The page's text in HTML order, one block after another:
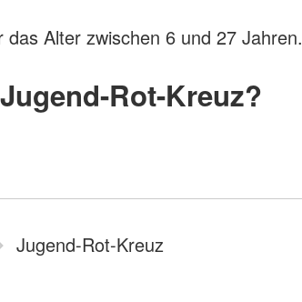
Alter zwischen 6 und 27 Jahren.
Rot-Kreuz?
Jugend-Rot-Kreuz